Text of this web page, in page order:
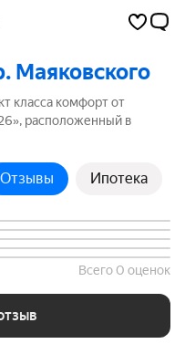
Маяковского
класса комфорт от
расположенный в
высотой до 8
покупателей и
на основе реальных
Отзывы Ипотека
Всего 0 оценок